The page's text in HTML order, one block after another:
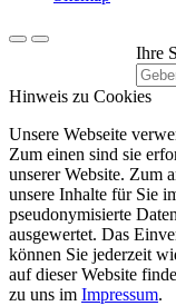
Ihre
Hinweis zu Cookies
Unsere Webseite
Zum einen sind sie
unserer Website. Zum
unsere Inhalte für Sie
pseudonymisierte
ausgewertet. Das
können Sie jederzeit
auf dieser Website
zu uns im Impressum.